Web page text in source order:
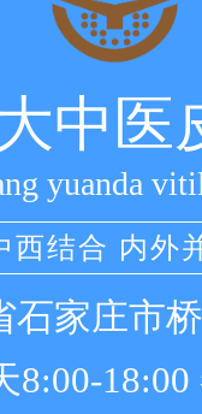
中医
yuanda
西结合 内外
石家庄市
8:00-18:00